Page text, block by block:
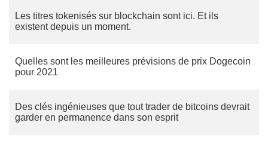
Les titres tokenisés sur blockchain sont ici. Et ils
existent depuis un moment.
Quelles sont les meilleures prévisions de prix Dogecoin
pour 2021
Des clés ingénieuses que tout trader de bitcoins devrait
garder en permanence dans son esprit